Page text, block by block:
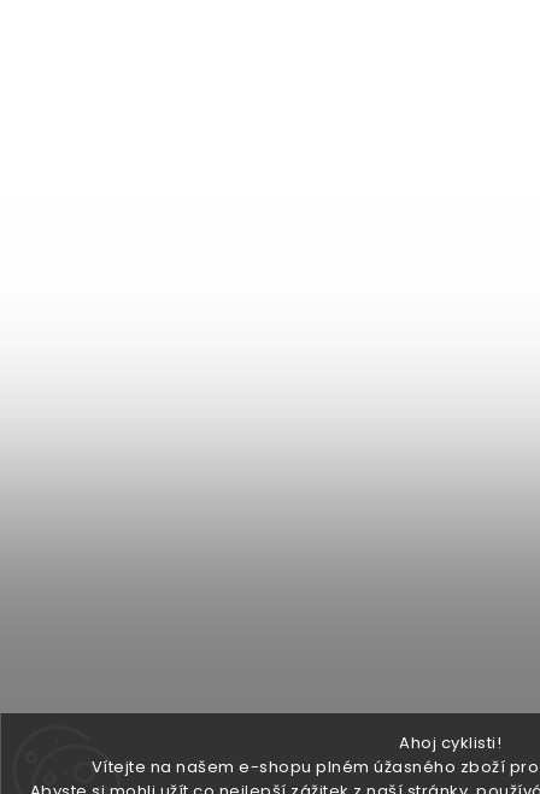
Ahoj cyklisti!
Vítejte na našem e-shopu plném úžasného zboží